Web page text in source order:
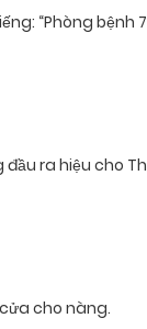
“Phòng bệnh
đầu ra hiệu cho
cho nàng.